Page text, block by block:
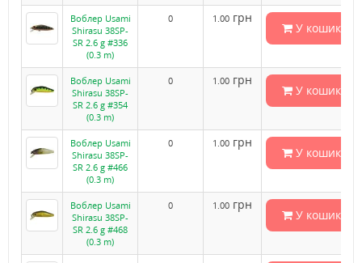
Воблер Usami
Shirasu 38SP-
SR 2.6 g #336
(0.3 m)
0 1.00 грн
У кошик
Воблер Usami
Shirasu 38SP-
SR 2.6 g #354
(0.3 m)
0 1.00 грн
У кошик
Воблер Usami
Shirasu 38SP-
SR 2.6 g #466
(0.3 m)
0 1.00 грн
У кошик
Воблер Usami
Shirasu 38SP-
SR 2.6 g #468
(0.3 m)
0 1.00 грн
У кошик